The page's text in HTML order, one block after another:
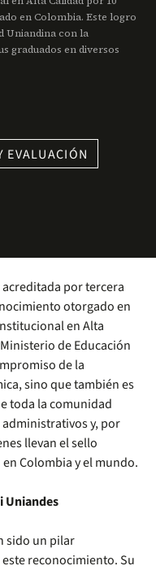
en Colombia. Este logro
Uniandina con la
graduados en diversos
EVALUACIÓN
por tercera
otorgado en
en Alta
de Educación
de la
sino que también es
toda la comunidad
y, por
llevan el sello
Colombia y el mundo.
Uniandes
sido un pilar
reconocimiento. Su